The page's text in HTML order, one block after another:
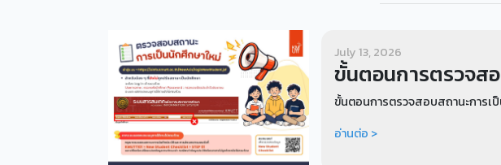
July 13, 2026
ขั้นตอนการตรวจส
ขั้นตอนการตรวจสอบสถานะการเ
อ่านต่อ >